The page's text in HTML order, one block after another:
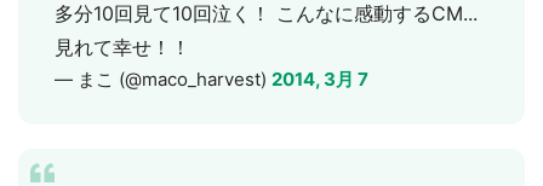
多分10回見て10回泣く！ こんなに感動するCM...
見れて幸せ！！
— まこ (@maco_harvest) 2014, 3月 7